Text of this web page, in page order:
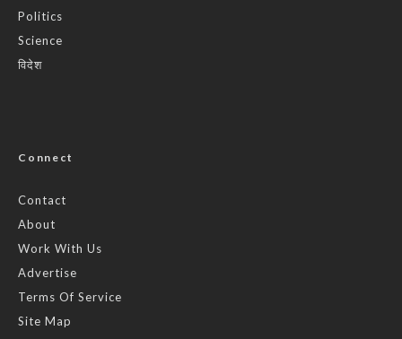
Politics
Science
विदेश
Connect
Contact
About
Work With Us
Advertise
Terms Of Service
Site Map